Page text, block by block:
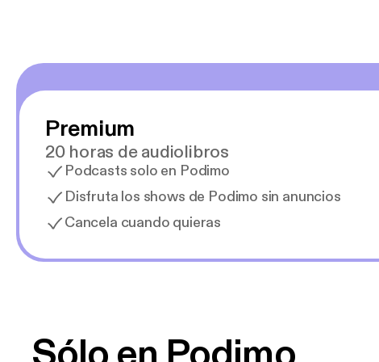
Premium
20 horas de audiolibros
Podcasts solo en Podimo
Disfruta los shows de Podimo sin anuncios
Cancela cuando quieras